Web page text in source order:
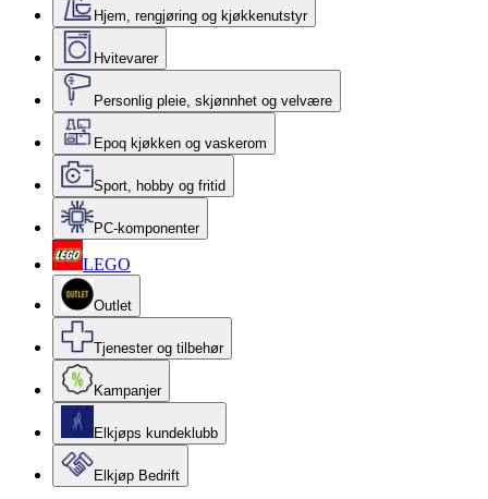
Hjem, rengjøring og kjøkkenutstyr
Hvitevarer
Personlig pleie, skjønnhet og velvære
Epoq kjøkken og vaskerom
Sport, hobby og fritid
PC-komponenter
LEGO
Outlet
Tjenester og tilbehør
Kampanjer
Elkjøps kundeklubb
Elkjøp Bedrift